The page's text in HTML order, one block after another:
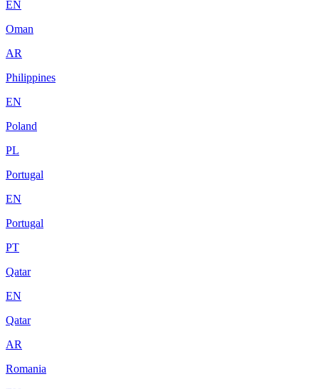
EN
Oman
AR
Philippines
EN
Poland
PL
Portugal
EN
Portugal
PT
Qatar
EN
Qatar
AR
Romania